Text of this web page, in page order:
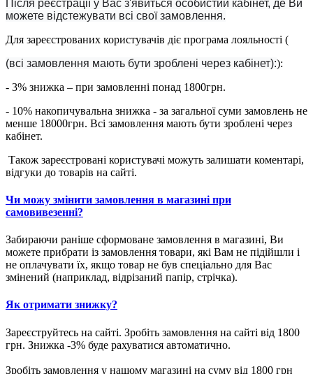
Після реєстрації у Вас з'явиться особистий кабінет, де Ви
можете відстежувати всі свої замовлення.
Для зареєстрованих користувачів діє програма лояльності (
(всі замовлення мають бути зроблені через кабінет):):
- 3% знижка – при замовленні понад 1800грн.
- 10% накопичувальна знижка - за загальної суми замовлень не
менше 18000грн. Всі замовлення мають бути зроблені через
кабінет.
Також зареєстровані користувачі можуть залишати коментарі,
відгуки до товарів на сайті.
Чи можу змінити замовлення в магазині при
самовивезенні?
Забираючи раніше сформоване замовлення в магазині, Ви
можете прибрати із замовлення товари, які Вам не підійшли і
не оплачувати їх, якщо товар не був спеціально для Вас
змінений (наприклад, відрізаний папір, стрічка).
Як отримати знижку?
Зареєструйтесь на сайті. Зробіть замовлення на сайті від 1800
грн. Знижка -3% буде рахуватися автоматично.
Зробіть замовлення у нашому магазині на суму від 1800 грн